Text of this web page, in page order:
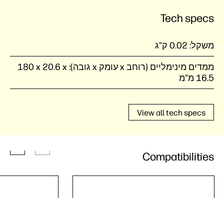
Tech specs
משקל: 0.02 ק"ג
ממדים מינימליים (רוחב x עומק x גובה):
‎180 x 20.6 x
16.5 מ"מ
View all tech specs
Compatibilities